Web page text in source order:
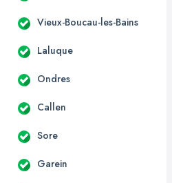
Vieux-Boucau-les-Bains
Laluque
Ondres
Callen
Sore
Garein